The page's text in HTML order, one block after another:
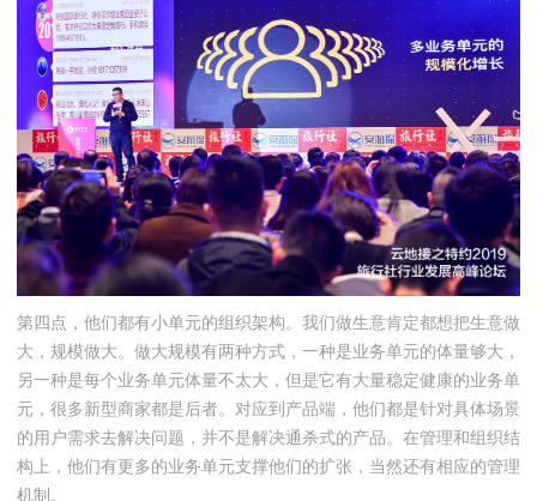
第四点，他们都有小单元的组织架构。我们做生意肯定都想把生意做
大，规模做大。做大规模有两种方式，一种是业务单元的体量够大，
另一种是每个业务单元体量不太大，但是它有大量稳定健康的业务单
元，很多新型商家都是后者。对应到产品端，他们都是针对具体场景
的用户需求去解决问题，并不是解决通杀式的产品。在管理和组织结
构上，他们有更多的业务单元支撑他们的扩张，当然还有相应的管理
机制。